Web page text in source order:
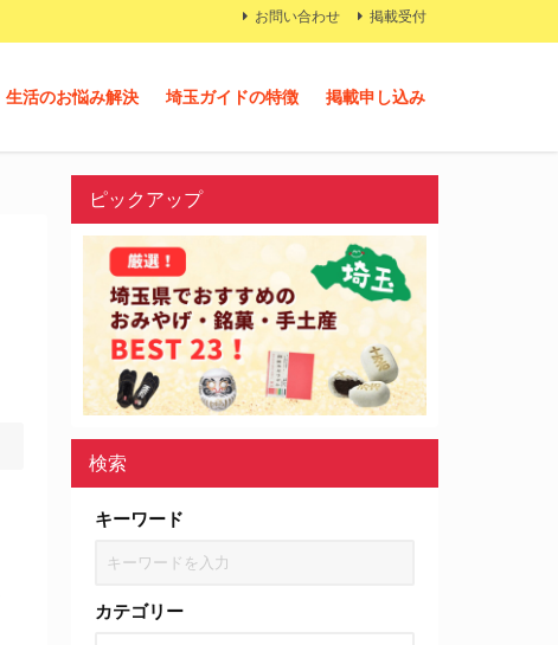
お問い合わせ 掲載受付
生活のお悩み解決 埼玉ガイドの特徴 掲載申し込み
ピックアップ
検索
キーワード
カテゴリー